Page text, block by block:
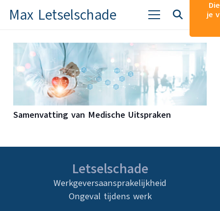
Max Letselschade
je
Samenvatting van Medische Uitspraken
Letselschade
Werkgeversaansprakelijkheid
Ongeval tijdens werk